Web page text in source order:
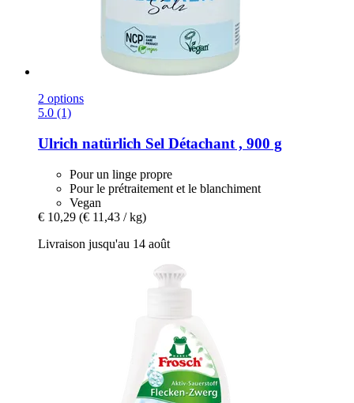
2 options
5.0 (1)
Ulrich natürlich Sel Détachant , 900 g
Pour un linge propre
Pour le prétraitement et le blanchiment
Vegan
€ 10,29 (€ 11,43 / kg)
Livraison jusqu'au 14 août